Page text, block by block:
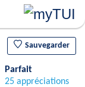
Sauvegarder
Anhée
Parfait
25 appréciations